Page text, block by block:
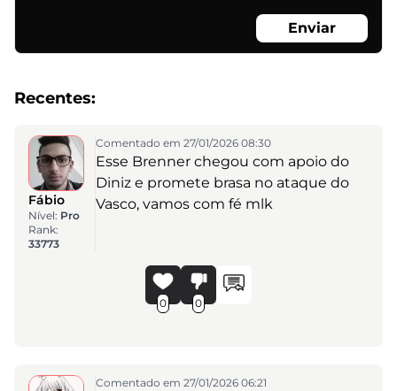
Enviar
Recentes:
Fábio
Nível: Pro
Rank:
33773
Comentado em 27/01/2026 08:30
Esse Brenner chegou com apoio do
Diniz e promete brasa no ataque do
Vasco, vamos com fé mlk
0 0
Comentado em 27/01/2026 06:21